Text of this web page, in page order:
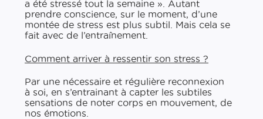
a été stressé tout la semaine ». Autant
prendre conscience, sur le moment, d’une
montée de stress est plus subtil. Mais cela se
fait avec de l’entraînement.
Comment arriver à ressentir son stress ?
Par une nécessaire et régulière reconnexion
à soi, en s’entrainant à capter les subtiles
sensations de noter corps en mouvement, de
nos émotions.